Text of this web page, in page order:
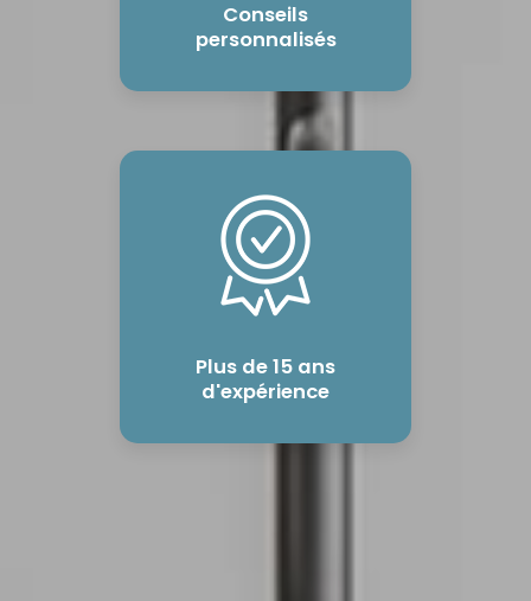
Conseils
personnalisés
Plus de 15 ans
d'expérience